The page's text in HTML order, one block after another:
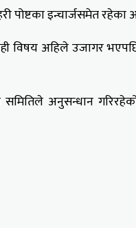
पोष्टका इन्चार्जसमेत
विषय अहिले उजागर
समितिले अनुसन्धान